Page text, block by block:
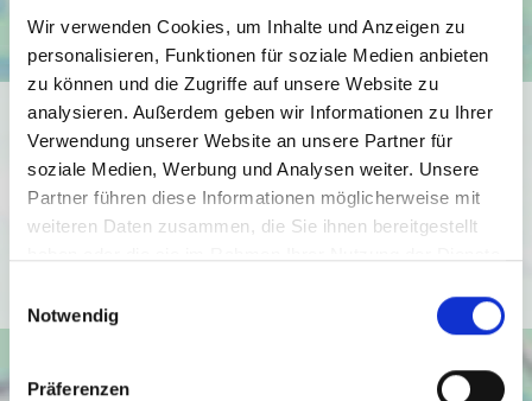
Wir verwenden Cookies, um Inhalte und Anzeigen zu
personalisieren, Funktionen für soziale Medien anbieten
zu können und die Zugriffe auf unsere Website zu
analysieren. Außerdem geben wir Informationen zu Ihrer
Verwendung unserer Website an unsere Partner für
soziale Medien, Werbung und Analysen weiter. Unsere
Partner führen diese Informationen möglicherweise mit
weiteren Daten zusammen, die Sie ihnen bereitgestellt
Notwendig
Präferenzen
Ich bin damit einverstanden, dass mir Karten von Google
angezeigt werden. Es gelten die
Datenschutzbedingungen von Google
(https://policies.google.com/privacy).